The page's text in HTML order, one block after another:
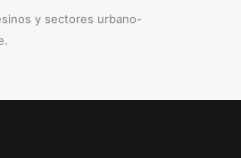
y sectores urbano-